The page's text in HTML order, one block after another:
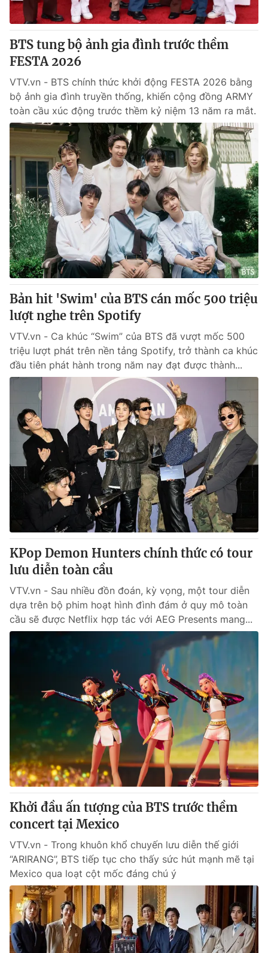
BTS tung bộ ảnh gia đình trước thềm
FESTA 2026
VTV.vn - BTS chính thức khởi động FESTA 2026 bằng
bộ ảnh gia đình truyền thống, khiến cộng đồng ARMY
toàn cầu xúc động trước thềm kỷ niệm 13 năm ra mắt.
Bản hit 'Swim' của BTS cán mốc 500 triệu
lượt nghe trên Spotify
VTV.vn - Ca khúc “Swim” của BTS đã vượt mốc 500
triệu lượt phát trên nền tảng Spotify, trở thành ca khúc
đầu tiên phát hành trong năm nay đạt được thành...
KPop Demon Hunters chính thức có tour
lưu diễn toàn cầu
VTV.vn - Sau nhiều đồn đoán, kỳ vọng, một tour diễn
dựa trên bộ phim hoạt hình đình đám ở quy mô toàn
cầu sẽ được Netflix hợp tác với AEG Presents mang...
Khởi đầu ấn tượng của BTS trước thềm
concert tại Mexico
VTV.vn - Trong khuôn khổ chuyến lưu diễn thế giới
“ARIRANG”, BTS tiếp tục cho thấy sức hút mạnh mẽ tại
Mexico qua loạt cột mốc đáng chú ý